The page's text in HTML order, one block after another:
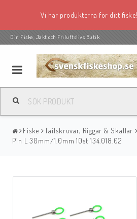
Vi har produkterna för ditt fiske!
Din Fiske, Jakt och Friluftslivs Butik
Fiske Tailskruvar, Riggar & Skallar
Pin L 30mm/1.0mm 10st 134.018.02